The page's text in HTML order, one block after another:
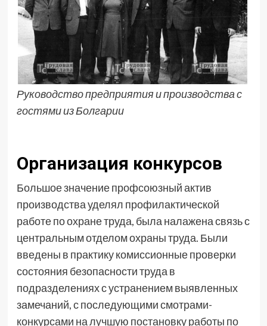
Руководство предприятия и производства с
гостями из Болгарии
Организация конкурсов
Большое значение профсоюзный актив
производства уделял профилактической
работе по охране труда, была налажена связь с
центральным отделом охраны труда. Были
введены в практику комиссионные проверки
состояния безопасности труда в
подразделениях с устранением выявленных
замечаний, с последующими смотрами-
конкурсами на лучшую постановку работы по